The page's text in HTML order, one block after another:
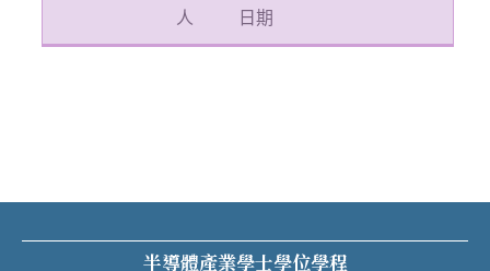
人
日期
半導體產業學士學位學程